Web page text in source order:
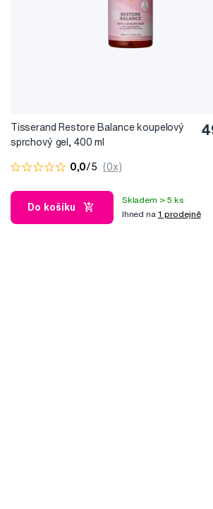
Tisserand Restore Balance koupelový
sprchový gel, 400 ml
0,0/5 (0x)
Do košíku
Skladem > 5 ks
Ihned na 1 prodejně